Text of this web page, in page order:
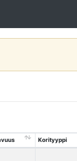
Korityyppi